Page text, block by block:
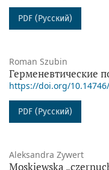
PDF (Русский)
Roman Szubin
Герменевтические
https://doi.org/
PDF (Русский)
Aleksandra Zywert
Moskiewska